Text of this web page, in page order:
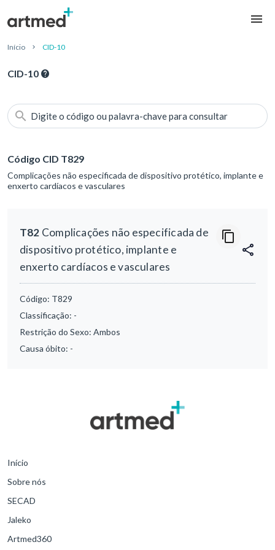
Início CID-10
CID-10
Digite o código ou palavra-chave para consultar
Código CID T829
Complicações não especificada de dispositivo protético, implante e
enxerto cardíacos e vasculares
T82 Complicações não especificada de
dispositivo protético, implante e
enxerto cardíacos e vasculares
Código: T829
Classificação: -
Restrição do Sexo: Ambos
Causa óbito: -
Início
Sobre nós
SECAD
Jaleko
Artmed360